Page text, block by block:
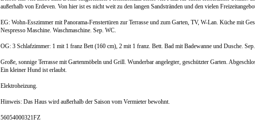
außerhalb von Erdeven. Von hier ist es nicht weit zu den langen Sandstränden und den vielen
EG: Wohn-Esszimmer mit Panorama-Fenstertüren zur Terrasse und zum Garten, TV, W-Lan. Küche mit
Nespresso Maschine. Waschmaschine. Sep. WC.
OG: 3 Schlafzimmer: 1 mit 1 franz Bett (160 cm), 2 mit 1 franz. Bett. Bad mit Badewanne und Dusche.
Große, sonnige Terrasse mit Gartenmöbeln und Grill. Wunderbar angelegter, geschützter Garten.
Ein kleiner Hund ist erlaubt.
Elektroheizung.
Hinweis: Das Haus wird außerhalb der Saison vom Vermieter bewohnt.
56054000321FZ